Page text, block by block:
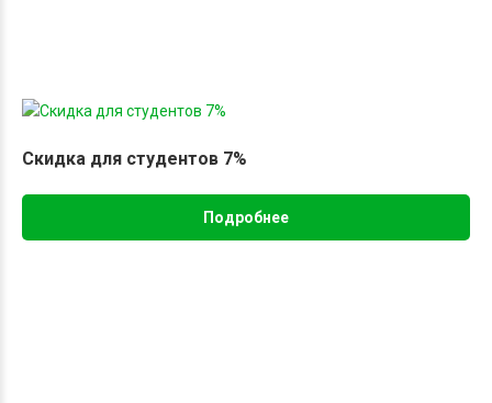
Скидка для студентов 7%
Подробнее